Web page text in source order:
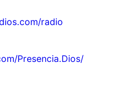
radio
Presencia.Dios/